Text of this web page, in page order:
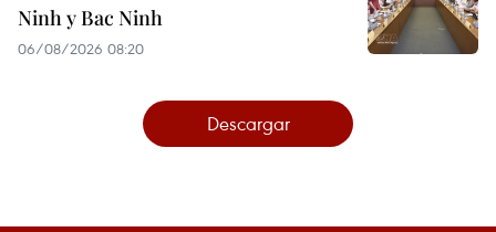
Ninh y Bac Ninh
06/08/2026 08:20
Descargar